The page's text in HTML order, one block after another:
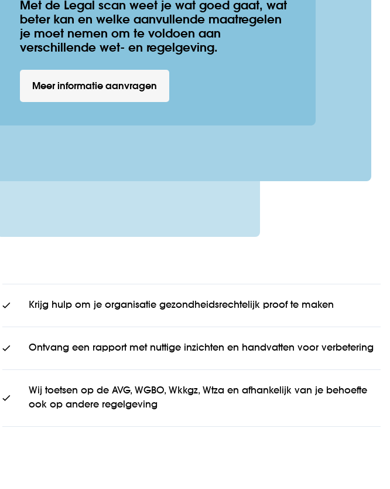
Met de Legal scan weet je wat goed gaat, wat
beter kan en welke aanvullende maatregelen
je moet nemen om te voldoen aan
verschillende wet- en regelgeving.
Meer informatie aanvragen
Krijg hulp om je organisatie gezondheidsrechtelijk proof te maken
Ontvang een rapport met nuttige inzichten en handvatten voor verbetering
Wij toetsen op de AVG, WGBO, Wkkgz, Wtza en afhankelijk van je behoefte
ook op andere regelgeving